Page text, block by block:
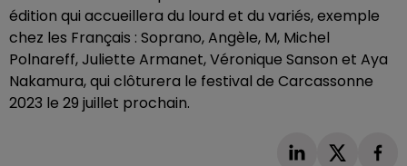
édition qui accueillera du lourd et du variés, exemple
chez les Français : Soprano, Angèle, M, Michel
Polnareff, Juliette Armanet, Véronique Sanson et Aya
Nakamura, qui clôturera le festival de Carcassonne
2023 le 29 juillet prochain.